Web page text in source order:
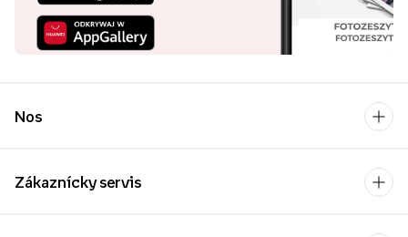
Nos
Zákaznícky servis